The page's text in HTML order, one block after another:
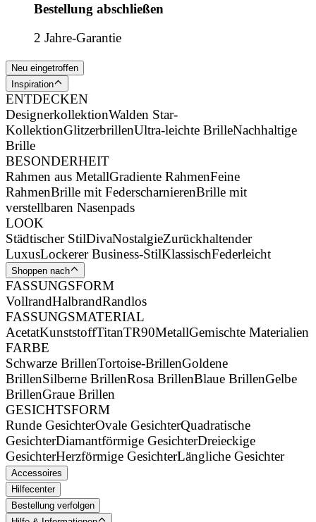
Bestellung abschließen
2 Jahre-Garantie
Neu eingetroffen
Inspiration
ENTDECKEN
DesignerkollektionWalden Star-
KollektionGlitzerbrillenUltra-leichte BrilleNachhaltige
Brille
BESONDERHEIT
Rahmen aus MetallGradiente RahmenFeine
RahmenBrille mit FederscharnierenBrille mit
verstellbaren Nasenpads
LOOK
Städtischer StilDivaNostalgieZurückhaltender
LuxusLockerer Business-StilKlassischFederleicht
Shoppen nach
FASSUNGSFORM
VollrandHalbrandRandlos
FASSUNGSMATERIAL
AcetatKunststoffTitanTR90MetallGemischte Materialien
FARBE
Schwarze BrillenTortoise-BrillenGoldene
BrillenSilberne BrillenRosa BrillenBlaue BrillenGelbe
BrillenGraue Brillen
GESICHTSFORM
Runde GesichterOvale GesichterQuadratische
GesichterDiamantförmige GesichterDreieckige
GesichterHerzförmige GesichterLängliche Gesichter
Accessoires
Hilfecenter
Bestellung verfolgen